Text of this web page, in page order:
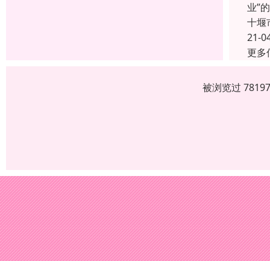
业”
十堰
21-
更多
被浏览过